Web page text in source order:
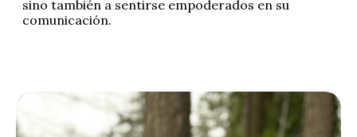
sino también a sentirse empoderados en su
comunicación.